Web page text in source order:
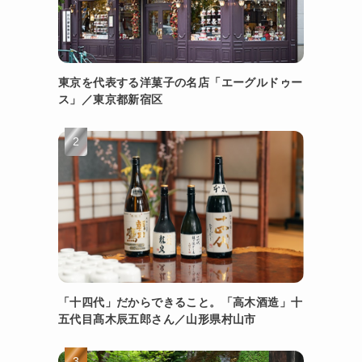
東京を代表する洋菓子の名店「エーグルドゥー
ス」／東京都新宿区
「十四代」だからできること。「高木酒造」十
五代目髙木辰五郎さん／山形県村山市